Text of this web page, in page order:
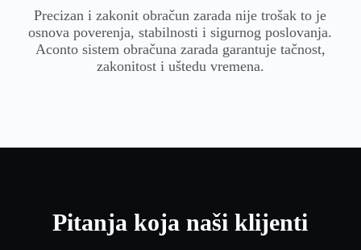
Precizan i zakonit obračun zarada nije trošak to je
osnova poverenja, stabilnosti i sigurnog poslovanja.
Aconto sistem obračuna zarada garantuje tačnost,
zakonitost i uštedu vremena.
Pitanja koja naši klijenti